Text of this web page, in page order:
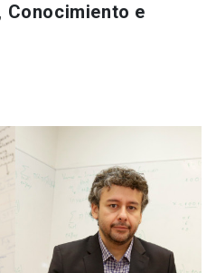
Conocimiento e